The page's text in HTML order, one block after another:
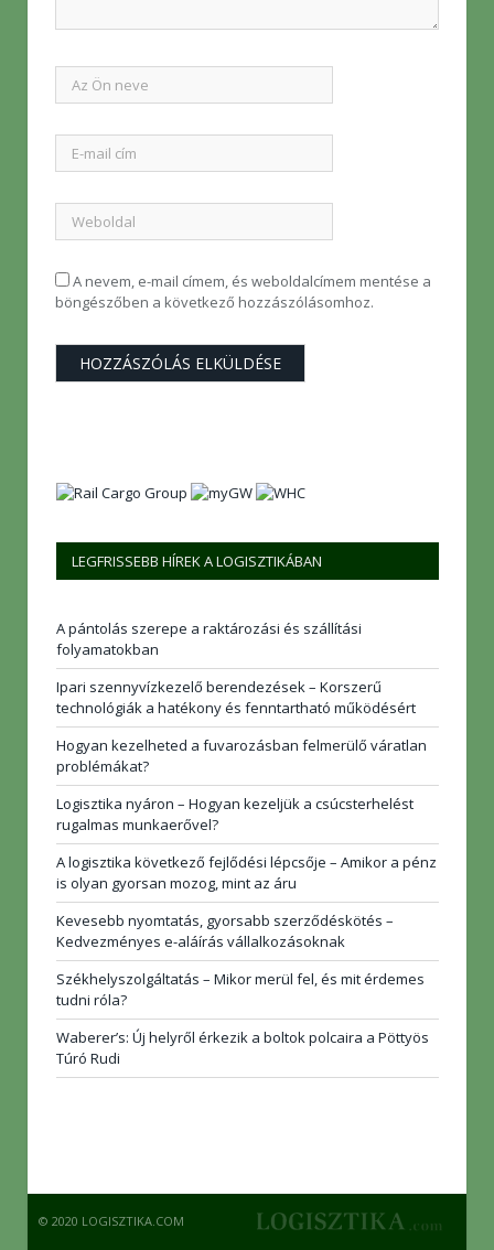
A nevem, e-mail címem, és weboldalcímem mentése a
böngészőben a következő hozzászólásomhoz.
LEGFRISSEBB HÍREK A LOGISZTIKÁBAN
A pántolás szerepe a raktározási és szállítási
folyamatokban
Ipari szennyvízkezelő berendezések – Korszerű
technológiák a hatékony és fenntartható működésért
Hogyan kezelheted a fuvarozásban felmerülő váratlan
problémákat?
Logisztika nyáron – Hogyan kezeljük a csúcsterhelést
rugalmas munkaerővel?
A logisztika következő fejlődési lépcsője – Amikor a pénz
is olyan gyorsan mozog, mint az áru
Kevesebb nyomtatás, gyorsabb szerződéskötés –
Kedvezményes e-aláírás vállalkozásoknak
Székhelyszolgáltatás – Mikor merül fel, és mit érdemes
tudni róla?
Waberer’s: Új helyről érkezik a boltok polcaira a Pöttyös
Túró Rudi
© 2020 LOGISZTIKA.COM